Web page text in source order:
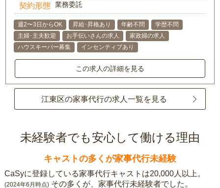
契約形態 業務委託
週2〜3日からOK 昇給･昇格あり 年齢不問
学歴不問
主婦･主夫歓迎
お手伝いさんの求人
家政婦の求人
ハウスキーパー募集
インセンティブあり
この求人の詳細を見る
江東区の家事代行の求人一覧を見る
未経験者でも安心して働ける理由
キャストの多くが家事代行未経験
CaSyに登録している家事代行キャストは20,000人以上。
(2024年6月時点) その多くが、家事代行未経験者でした。